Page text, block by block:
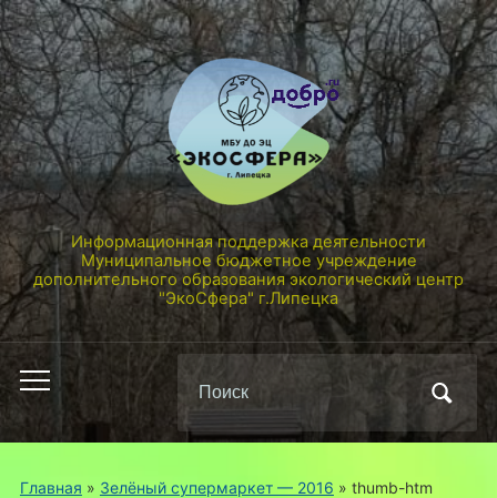
Информационная поддержка деятельности
Муниципальное бюджетное учреждение
дополнительного образования экологический центр
"ЭкоСфера" г.Липецка
Переключить
мобильное
меню
Поиск
по:
Главная » Зелёный супермаркет — 2016 » thumb-htm